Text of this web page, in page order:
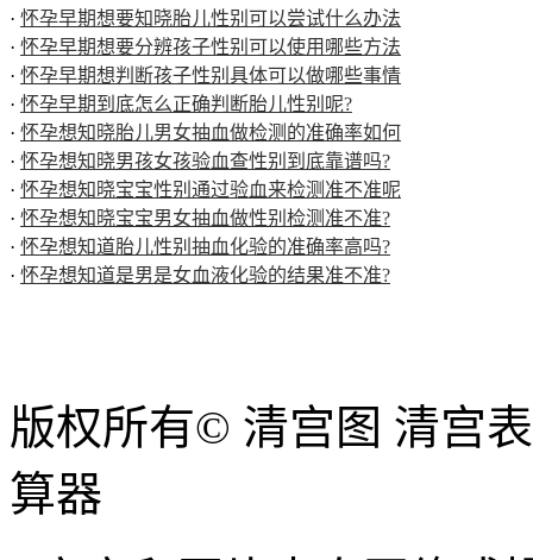
· 怀孕早期想要知晓胎儿性别可以尝试什么办法
· 怀孕早期想要分辨孩子性别可以使用哪些方法
· 怀孕早期想判断孩子性别具体可以做哪些事情
· 怀孕早期到底怎么正确判断胎儿性别呢?
· 怀孕想知晓胎儿男女抽血做检测的准确率如何
· 怀孕想知晓男孩女孩验血查性别到底靠谱吗?
· 怀孕想知晓宝宝性别通过验血来检测准不准呢
· 怀孕想知晓宝宝男女抽血做性别检测准不准?
· 怀孕想知道胎儿性别抽血化验的准确率高吗?
· 怀孕想知道是男是女血液化验的结果准不准?
版权所有© 清宫图 清宫
算器